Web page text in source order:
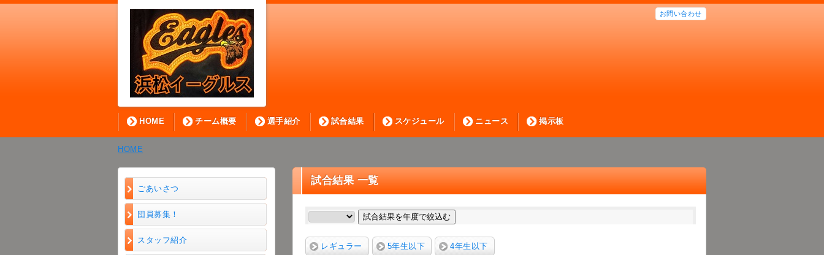
お問い合わせ
HOME チーム概要 選手紹介 試合結果 スケジュール ニュース 掲示板
HOME
ごあいさつ
団員募集！
スタッフ紹介
試合結果 一覧
試合結果を年度で絞込む
レギュラー 5年生以下 4年生以下